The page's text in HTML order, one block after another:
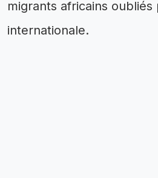
migrants africains oubliés
internationale.